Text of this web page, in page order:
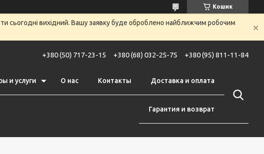
Кошик
сьогодні вихідний. Вашу заявку буде оброблено найближчим робочим
+380 (50) 717-23-15 +380 (68) 032-25-75 +380 (95) 811-11-84
и услуги О нас Контакты Доставка и оплата
Гарантия и возврат